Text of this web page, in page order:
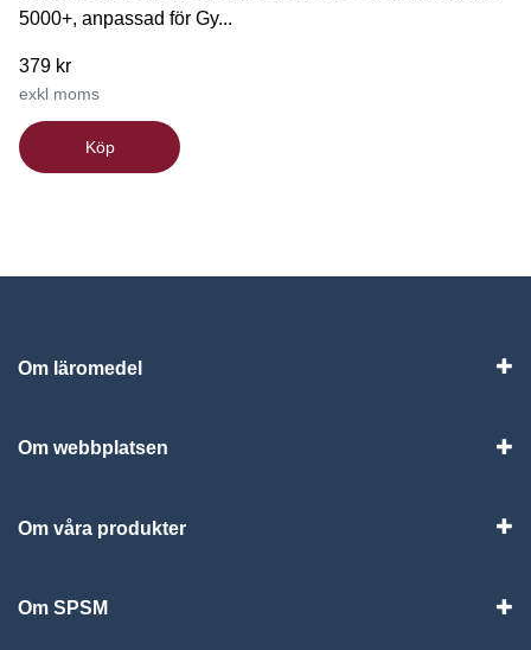
5000+, anpassad för Gy...
379 kr
exkl moms
Köp
Om läromedel
Om webbplatsen
Om våra produkter
Om SPSM